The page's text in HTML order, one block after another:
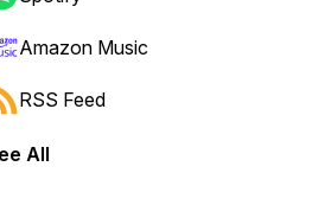
Amazon Music
RSS Feed
All